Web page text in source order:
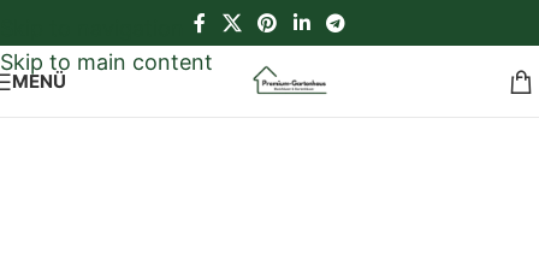
Skip to main content
MENÜ